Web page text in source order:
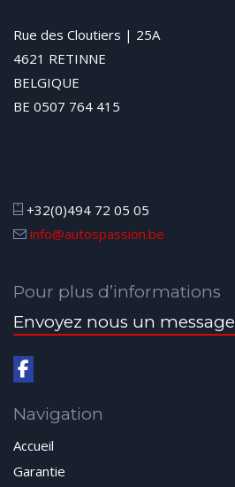
Rue des Cloutiers | 25A
4621 RETINNE
BELGIQUE
BE 0507 764 415
+32(0)494 72 05 05
info@autospassion.be
Pour plus d’informations
Envoyez nous un message
Navigation
Accueil
Garantie